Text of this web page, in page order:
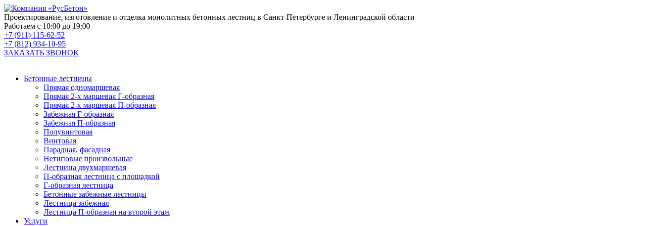
Проектирование, изготовление и отделка монолитных бетонных лестниц в Санкт-Петербурге и Ленинградской области
Работаем с 10:00 до 19:00
+7 (911) 115-62-52
+7 (812) 934-10-95
ЗАКАЗАТЬ ЗВОНОК
Бетонные лестницы
Прямая одномаршевая
Прямая 2-х маршевая Г-образная
Прямая 2-х маршевая П-образная
Забежная Г-образная
Забежная П-образная
Полувинтовая
Винтовая
Парадная, фасадная
Нетиповые произвольные
Лестница двухмаршевая
П-образная лестница с площадкой
Г-образная лестница
Бетонные забежные лестницы
Лестница забежная
Лестница П-образная на второй этаж
Услуги